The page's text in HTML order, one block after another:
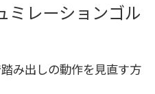
フで理想の踏み出し
と飛距離の秘訣
ミレーションゴル
み出しの動作を見直す方